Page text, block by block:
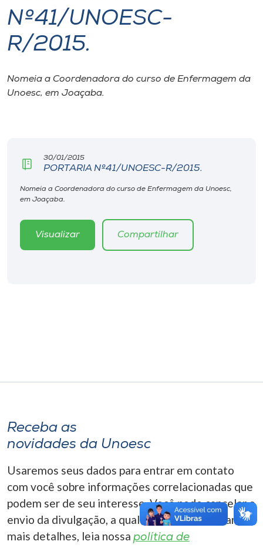
I.nova
Cultura
Biblioteca
Editora
Rádio
o idioma
A-
Nº41/UNOESC-
R/2015.
Nomeia a Coordenadora do curso de Enfermagem da
Unoesc, em Joaçaba.
30/01/2015
PORTARIA Nº41/UNOESC-R/2015.
Nomeia a Coordenadora do curso de Enfermagem da Unoesc,
em Joaçaba.
Visualizar Compartilhar
Receba as
novidades da Unoesc
Usaremos seus dados para entrar em contato
com você sobre informações correlacionadas que
podem ser de seu interesse. Você pode cancelar o
envio da divulgação, a qualquer momento. Para
mais detalhes, leia nossa política de